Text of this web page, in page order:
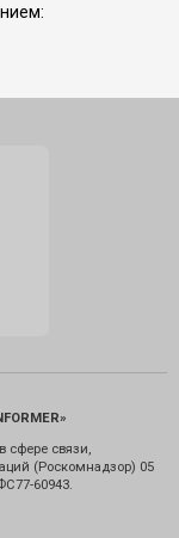
сфере связи,
(Роскомнадзор) 05
60943.